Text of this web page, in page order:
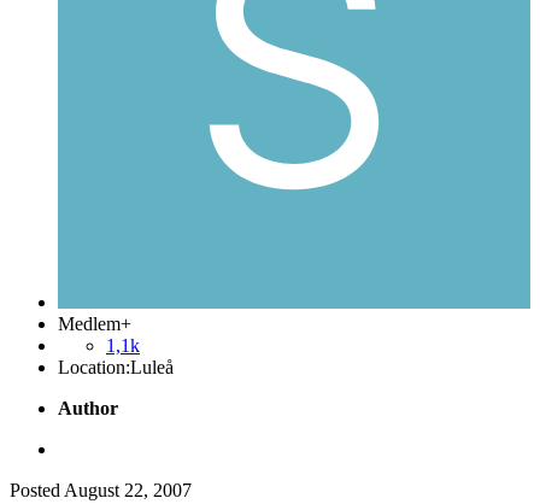
Medlem+
1,1k
Location:Luleå
Author
Posted August 22, 2007